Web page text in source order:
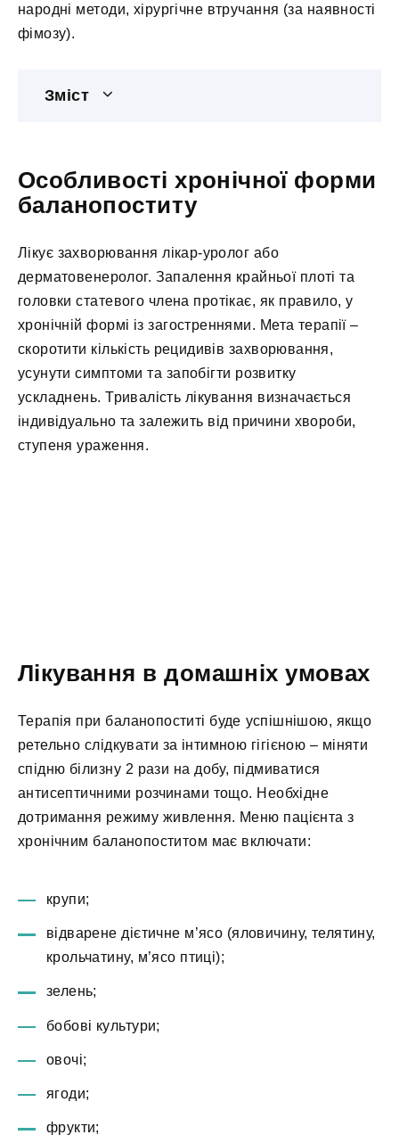
народні методи, хірургічне втручання (за наявності
фімозу).
Зміст
Особливості хронічної форми
баланопоститу
Лікує захворювання лікар-уролог або
дерматовенеролог. Запалення крайньої плоті та
головки статевого члена протікає, як правило, у
хронічній формі із загостреннями. Мета терапії –
скоротити кількість рецидивів захворювання,
усунути симптоми та запобігти розвитку
ускладнень. Тривалість лікування визначається
індивідуально та залежить від причини хвороби,
ступеня ураження.
Лікування в домашніх умовах
Терапія при баланопоститі буде успішнішою, якщо
ретельно слідкувати за інтимною гігієною – міняти
спідню білизну 2 рази на добу, підмиватися
антисептичними розчинами тощо. Необхідне
дотримання режиму живлення. Меню пацієнта з
хронічним баланопоститом має включати:
крупи;
відварене дієтичне м’ясо (яловичину, телятину,
крольчатину, м’ясо птиці);
зелень;
бобові культури;
овочі;
ягоди;
фрукти;